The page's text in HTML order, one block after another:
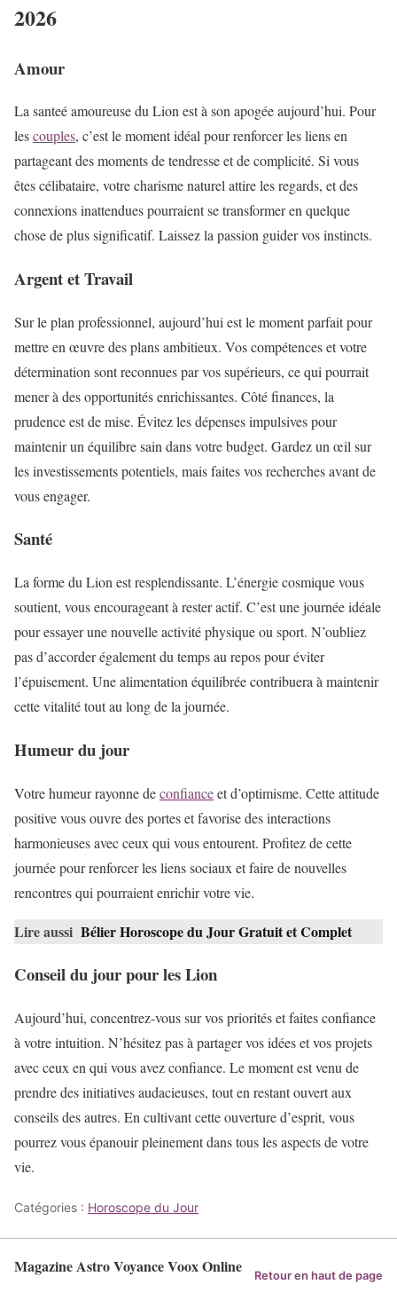
2026
Amour
La santeé amoureuse du Lion est à son apogée aujourd’hui. Pour
lescouples, c’est le moment idéal pour renforcer les liens en
partageant des moments de tendresse et de complicité. Si vous
êtes célibataire, votre charisme naturel attire les regards, et des
connexions inattendues pourraient se transformer en quelque
chose de plus significatif. Laissez la passion guider vos instincts.
Argent et Travail
Sur le plan professionnel, aujourd’hui est le moment parfait pour
mettre en œuvre des plans ambitieux. Vos compétences et votre
détermination sont reconnues par vos supérieurs, ce qui pourrait
mener à des opportunités enrichissantes. Côté finances, la
prudence est de mise. Évitez les dépenses impulsives pour
maintenir un équilibre sain dans votre budget. Gardez un œil sur
les investissements potentiels, mais faites vos recherches avant de
vous engager.
Santé
La forme du Lion est resplendissante. L’énergie cosmique vous
soutient, vous encourageant à rester actif. C’est une journée idéale
pour essayer une nouvelle activité physique ou sport. N’oubliez
pas d’accorder également du temps au repos pour éviter
l’épuisement. Une alimentation équilibrée contribuera à maintenir
cette vitalité tout au long de la journée.
Humeur du jour
Votre humeur rayonne deconfianceet d’optimisme. Cette attitude
positive vous ouvre des portes et favorise des interactions
harmonieuses avec ceux qui vous entourent. Profitez de cette
journée pour renforcer les liens sociaux et faire de nouvelles
rencontres qui pourraient enrichir votre vie.
Lire aussi Bélier Horoscope du Jour Gratuit et Complet
Conseil du jour pour les Lion
Aujourd’hui, concentrez-vous sur vos priorités et faites confiance
à votre intuition. N’hésitez pas à partager vos idées et vos projets
avec ceux en qui vous avez confiance. Le moment est venu de
prendre des initiatives audacieuses, tout en restant ouvert aux
conseils des autres. En cultivant cette ouverture d’esprit, vous
pourrez vous épanouir pleinement dans tous les aspects de votre
vie.
Catégories : Horoscope du Jour
Magazine Astro Voyance Voox Online Retour en haut de page